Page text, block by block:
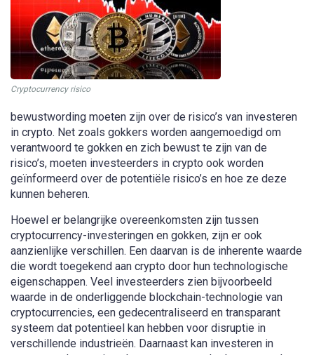
Cryptocurrency risico
bewustwording moeten zijn over de risico’s van investeren
in crypto. Net zoals gokkers worden aangemoedigd om
verantwoord te gokken en zich bewust te zijn van de
risico’s, moeten investeerders in crypto ook worden
geïnformeerd over de potentiële risico’s en hoe ze deze
kunnen beheren.
Hoewel er belangrijke overeenkomsten zijn tussen
cryptocurrency-investeringen en gokken, zijn er ook
aanzienlijke verschillen. Een daarvan is de inherente waarde
die wordt toegekend aan crypto door hun technologische
eigenschappen. Veel investeerders zien bijvoorbeeld
waarde in de onderliggende blockchain-technologie van
cryptocurrencies, een gedecentraliseerd en transparant
systeem dat potentieel kan hebben voor disruptie in
verschillende industrieën. Daarnaast kan investeren in